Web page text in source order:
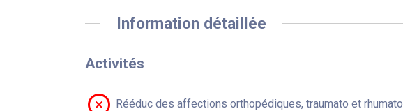
Information détaillée
Activités
Rééduc des affections orthopédiques, traumato et rhumato